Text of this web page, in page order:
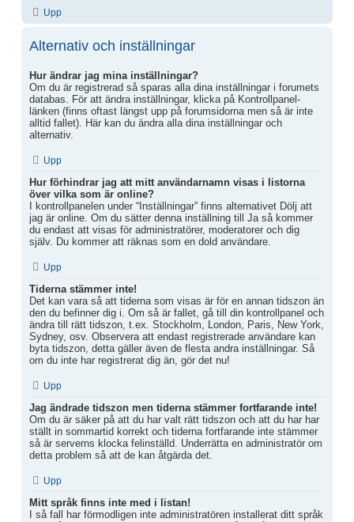
Upp
Alternativ och inställningar
Hur ändrar jag mina inställningar?
Om du är registrerad så sparas alla dina inställningar i forumets
databas. För att ändra inställningar, klicka på Kontrollpanel-
länken (finns oftast längst upp på forumsidorna men så är inte
alltid fallet). Här kan du ändra alla dina inställningar och
alternativ.
Upp
Hur förhindrar jag att mitt användarnamn visas i listorna
över vilka som är online?
I kontrollpanelen under “Inställningar” finns alternativet Dölj att
jag är online. Om du sätter denna inställning till Ja så kommer
du endast att visas för administratörer, moderatorer och dig
själv. Du kommer att räknas som en dold användare.
Upp
Tiderna stämmer inte!
Det kan vara så att tiderna som visas är för en annan tidszon än
den du befinner dig i. Om så är fallet, gå till din kontrollpanel och
ändra till rätt tidszon, t.ex. Stockholm, London, Paris, New York,
Sydney, osv. Observera att endast registrerade användare kan
byta tidszon, detta gäller även de flesta andra inställningar. Så
om du inte har registrerat dig än, gör det nu!
Upp
Jag ändrade tidszon men tiderna stämmer fortfarande inte!
Om du är säker på att du har valt rätt tidszon och att du har har
ställt in sommartid korrekt och tiderna fortfarande inte stämmer
så är serverns klocka felinställd. Underrätta en administratör om
detta problem så att de kan åtgärda det.
Upp
Mitt språk finns inte med i listan!
I så fall har förmodligen inte administratören installerat ditt språk